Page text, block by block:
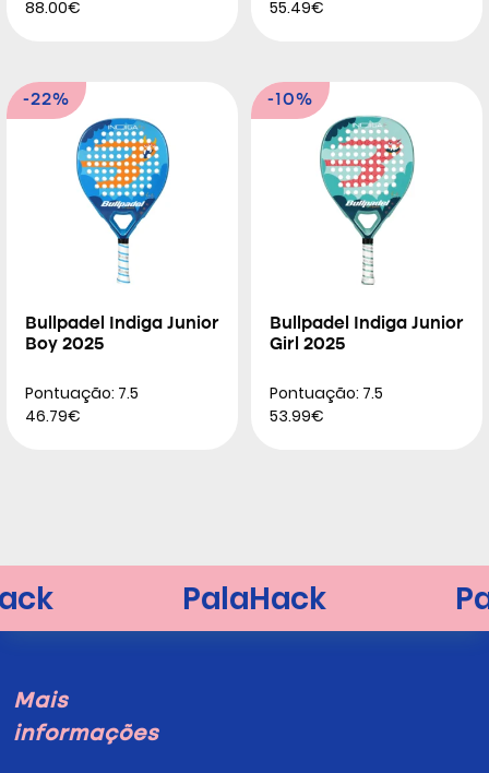
88.00€
55.49€
-22%
Bullpadel Indiga Junior
Boy 2025
Pontuação: 7.5
46.79€
-10%
Bullpadel Indiga Junior
Girl 2025
Pontuação: 7.5
53.99€
Mais
informações